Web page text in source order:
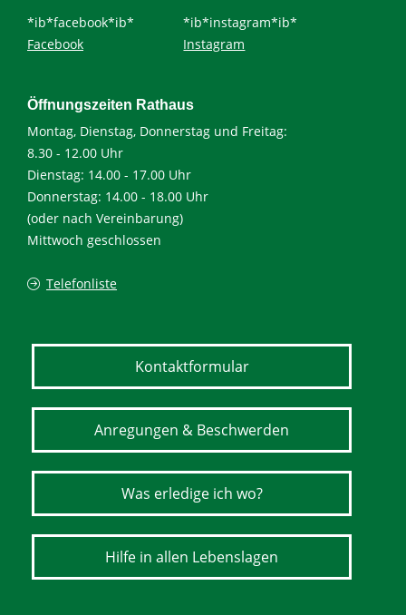
*ib*facebook*ib*
Facebook
*ib*instagram*ib*
Instagram
Öffnungszeiten Rathaus
Montag, Dienstag, Donnerstag und Freitag:
8.30 - 12.00 Uhr
Dienstag: 14.00 - 17.00 Uhr
Donnerstag: 14.00 - 18.00 Uhr
(oder nach Vereinbarung)
Mittwoch geschlossen
Telefonliste
Kontaktformular
Anregungen & Beschwerden
Was erledige ich wo?
Hilfe in allen Lebenslagen